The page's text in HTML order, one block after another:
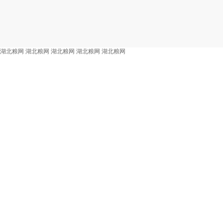
湖北粮网 湖北粮网 湖北粮网 湖北粮网 湖北粮网